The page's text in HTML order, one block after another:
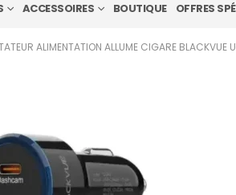
ACCESSOIRES BOUTIQUE OFFRES
ALIMENTATION ALLUME CIGARE BLACKVUE